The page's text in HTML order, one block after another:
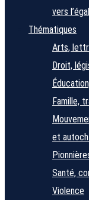
vers
Thématiques
Arts,
Droit,
Famille,
et
Santé,
Violence